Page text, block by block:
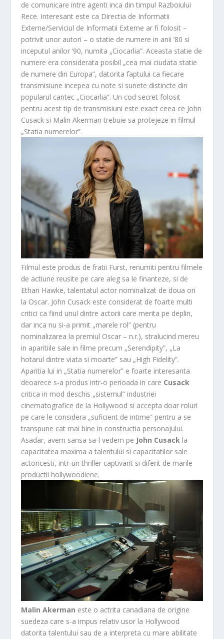
de comunicare intre agenti inca din timpul Razboiului
Rece. Interesant este ca Directia de Informatii
Externe/Serviciul de Informatii Externe ar fi folosit –
potrivit unor autori – o statie de numere in anii ’80 si
inceputul anilor ’90, numita „Ciocarlia”. Aceasta statie de
numere era considerata posibil „cea mai ciudata statie
de numere din Europa”, datorita faptului ca fiecare
transmisiune incepea cu note si sunete distincte din
popularul cantec „Ciocarlia”. Un cod secret folosit
pentru acest tip de transmisiuni este exact ceea ce John
Cusack si Malin Akerman trebuie sa protejeze in filmul
„Statia numerelor”.
Filmul este produs de fratii Furst, renumiti pentru filmele
de actiune reusite pe care aleg sa le finanteze, si de
Ethan Hawke, talentatul actor nominalizat de doua ori
la Oscar. John Cusack este considerat de foarte multi
critici ca fiind unul dintre actorii care merita pe deplin,
dar inca nu si-a primit „marele rol” (pentru
nominalizarea la premiul Oscar – n.r.), stralucind mereu
in aparitiile sale in filme precum „Serendipity”, „La
hotarul dintre viata si moarte” sau „High Fidelity”.
Aparitia lui in „Statia numerelor” e foarte interesanta
deoarece s-a produs intr-o perioada in care Cusack
critica in mod deschis „sistemul” industriei
cinematografice de la Hollywood si accepta doar roluri
pe care le considera „suficient de intime” pentru a se
transpune cat mai bine in constructia personajului.
Asadar, avem sansa sa-l vedem pe John Cusack la
capacitatea maxima a talentului si capacitatilor sale
actoricesti, intr-un thriller captivant si diferit de marile
productii hollywoodiene.
Malin Akerman este o actrita canadiana de origine
suedeza care s-a impus relativ usor la Hollywood
datorita talentului sau de a interpreta cu mare abilitate